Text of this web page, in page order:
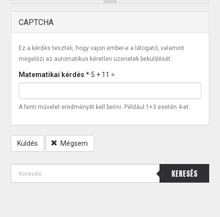
CAPTCHA
Ez a kérdés teszteli, hogy vajon ember-e a látogató, valamint
megelőzi az automatikus kéretlen üzenetek beküldését.
Matematikai kérdés* 5 + 11 =
A fenti művelet eredményét kell beírni. Például 1+3 esetén 4-et.
Küldés Mégsem
KERESÉS